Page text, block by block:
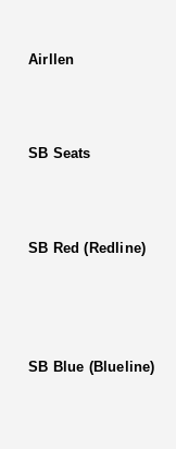
Airllen
SB Seats
SB Red (Redline)
SB Blue (Blueline)